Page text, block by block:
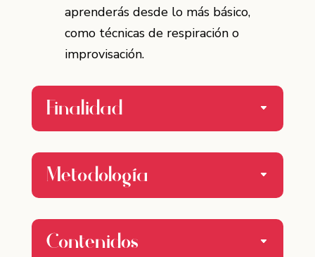
aprenderás desde lo más básico,
como técnicas de respiración o
improvisación.
Finalidad
Metodología
Contenidos